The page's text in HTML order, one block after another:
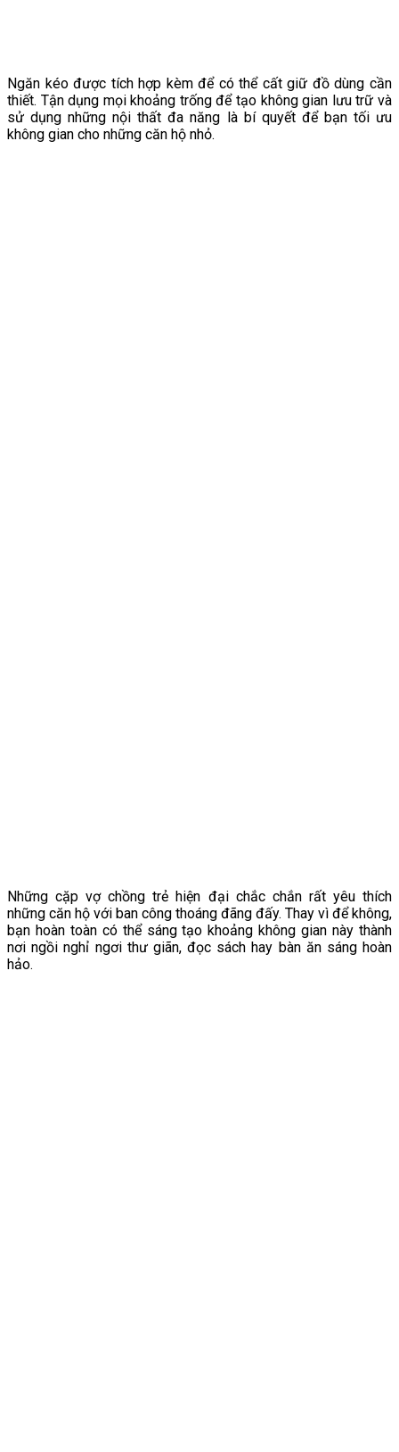
Ngăn kéo được tích hợp kèm để có thể cất giữ đồ dùng cần
thiết. Tận dụng mọi khoảng trống để tạo không gian lưu trữ và
sử dụng những nội thất đa năng là bí quyết để bạn tối ưu
không gian cho những căn hộ nhỏ.
Những cặp vợ chồng trẻ hiện đại chắc chắn rất yêu thích
những căn hộ với ban công thoáng đãng đấy. Thay vì để không,
bạn hoàn toàn có thể sáng tạo khoảng không gian này thành
nơi ngồi nghỉ ngơi thư giãn, đọc sách hay bàn ăn sáng hoàn
hảo.